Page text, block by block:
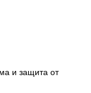
и защита от